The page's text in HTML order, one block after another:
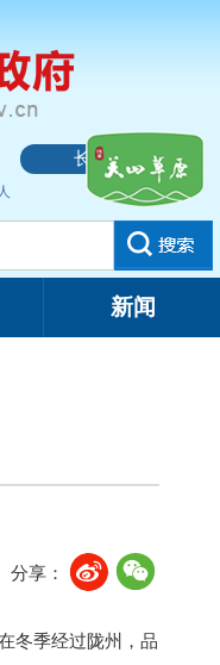
长者模式
新闻
分享：
冬季经过陇州，品